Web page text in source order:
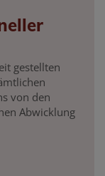
gestellten
von den
Abwicklung